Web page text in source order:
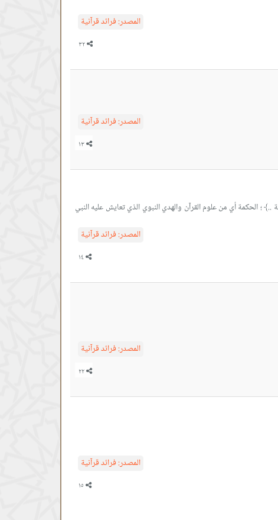
المصدر:فرائد قرآنية
المصدر:فرائد قرآنية
؛ الحكمة أي من علوم القرآن والهدي النبوي الذي تعايش عليه النبي
المصدر:فرائد قرآنية
المصدر:فرائد قرآنية
المصدر:فرائد قرآنية